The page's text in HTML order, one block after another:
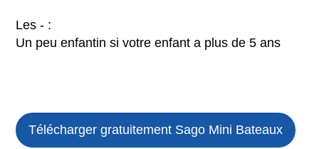
Les - :
Un peu enfantin si votre enfant a plus de 5 ans
Télécharger gratuitement Sago Mini Bateaux